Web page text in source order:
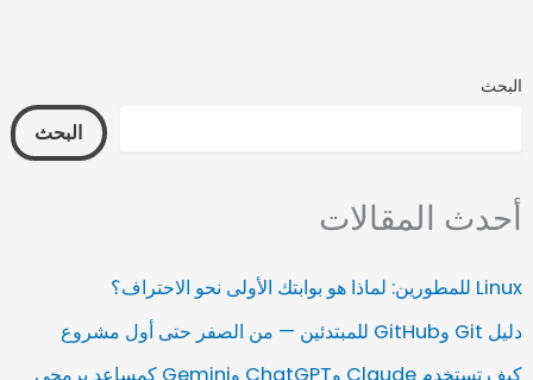
البحث
البحث
أحدث المقالات
Linux للمطورين: لماذا هو بوابتك الأولى نحو الاحتراف؟
دليل Git وGitHub للمبتدئين — من الصفر حتى أول مشروع
كيف تستخدم Claude وChatGPT وGemini كمساعد برمجي